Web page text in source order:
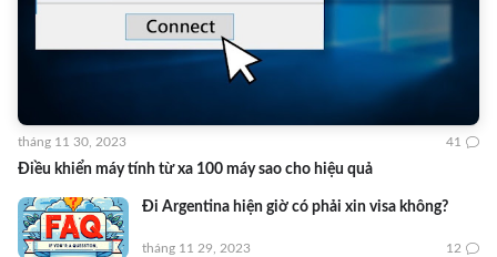
Điều khiển máy tính từ xa 100 máy sao cho hiệu quả
tháng 11 30, 2023 41
Đi Argentina hiện giờ có phải xin visa không?
tháng 11 29, 2023 12